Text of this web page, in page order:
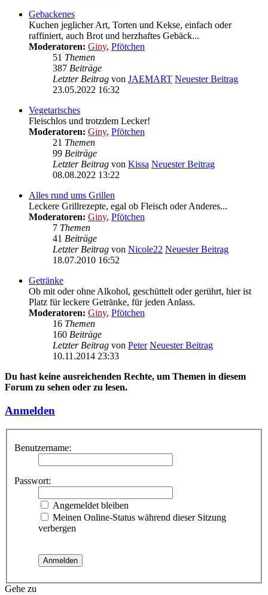
Gebackenes
Kuchen jeglicher Art, Torten und Kekse, einfach oder
raffiniert, auch Brot und herzhaftes Gebäck...
Moderatoren: Giny, Pfötchen
51 Themen
387 Beiträge
Letzter Beitrag von JAEMART Neuester Beitrag
23.05.2022 16:32
Vegetarisches
Fleischlos und trotzdem Lecker!
Moderatoren: Giny, Pfötchen
21 Themen
99 Beiträge
Letzter Beitrag von Kissa Neuester Beitrag
08.08.2022 13:22
Alles rund ums Grillen
Leckere Grillrezepte, egal ob Fleisch oder Anderes...
Moderatoren: Giny, Pfötchen
7 Themen
41 Beiträge
Letzter Beitrag von Nicole22 Neuester Beitrag
18.07.2010 16:52
Getränke
Ob mit oder ohne Alkohol, geschüttelt oder gerührt, hier ist
Platz für leckere Getränke, für jeden Anlass.
Moderatoren: Giny, Pfötchen
16 Themen
160 Beiträge
Letzter Beitrag von Peter Neuester Beitrag
10.11.2014 23:33
Du hast keine ausreichenden Rechte, um Themen in diesem
Forum zu sehen oder zu lesen.
Anmelden
Benutzername:
Passwort:
Angemeldet bleiben
Meinen Online-Status während dieser Sitzung
verbergen
Gehe zu